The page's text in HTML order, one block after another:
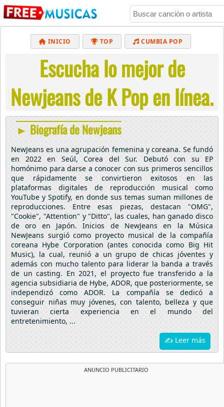
INICIO TOP CUMBIA POP
BACHATA POP MUSICA CRISTIANA
REGGAETON BALADAS ALTERNATIVO
ELECTRÓNICA CUMBIAS
Escucha lo mejor de
Newjeans de K Pop en línea.
► Biografía de Newjeans
NewJeans es una agrupación femenina y coreana. Se fundó
en 2022 en Seúl, Corea del Sur. Debutó con su EP
homónimo para darse a conocer con sus primeros sencillos
que rápidamente se convirtieron exitosos en las
plataformas digitales de reproducción musical como
YouTube y Spotify, en donde sus temas suman millones de
reproducciones. Entre esas piezas, destacan "OMG",
"Cookie", "Attention" y "Ditto", las cuales, han ganado disco
de oro en Japón. Inicios de NewJeans en la Música
NewJeans surgió como proyecto musical de la compañía
coreana Hybe Corporation (antes conocida como Big Hit
Music), la cual, reunió a un grupo de chicas jóventes y
además con mucho talento para liderar la banda a través
de un casting. En 2021, el proyecto fue transferido a la
agencia subsidiaria de Hybe, ADOR, que posteriormente, se
independizó como ADOR. La compañía se dedicó a
conseguir niñas muy jóvenes, con talento, belleza y que
tuvieran cierta experiencia en el mundo del
entretenimiento, ...
✍ Leer más
ANUNCIO PUBLICITARIO